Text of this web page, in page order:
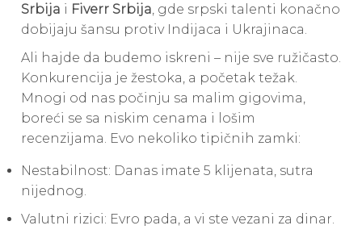
Srbija i Fiverr Srbija, gde srpski talenti konačno
dobijaju šansu protiv Indijaca i Ukrajinaca.
Ali hajde da budemo iskreni – nije sve ružičasto.
Konkurencija je žestoka, a početak težak.
Mnogi od nas počinju sa malim gigovima,
boreći se sa niskim cenama i lošim
recenzijama. Evo nekoliko tipičnih zamki:
Nestabilnost: Danas imate 5 klijenata, sutra
nijednog.
Valutni rizici: Evro pada, a vi ste vezani za dinar.